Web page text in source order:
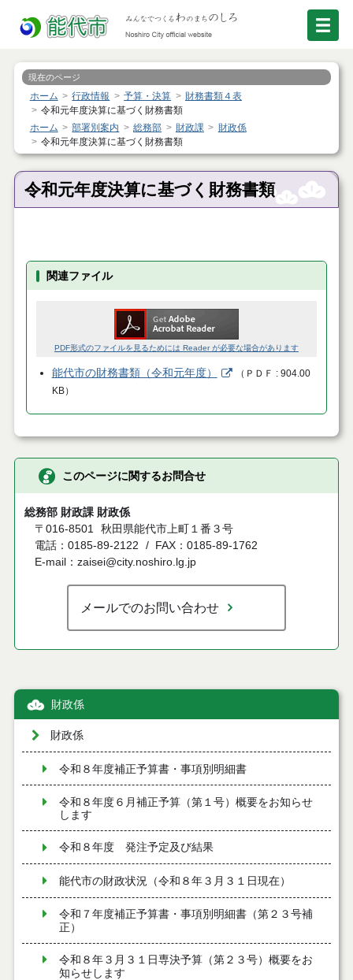
現在のページ
ホーム 行政情報 予算・決算
財務書類４表
令和元年度決算に基づく財務書類
ホーム
部署別案内 総務部 財政課
財政係
令和元年度決算に基づく財務書類
令和元年度決算に基づく財務書類
関連ファイル
PDF形式のファイルを見るためには Reader が必要な場合があります
能代市の財務書類（令和元年度） （ ＰＤＦ
904.00
KB）
このページに関するお問合せ
総務部 財政課 財政係
〒016-8501
秋田県能代市上町１番３号
電話：0185-89-2122
FAX：0185-89-1762
E-mail：zaisei@city.noshiro.lg.jp
メールでのお問い合わせ
財政係
財政係
令和８年度補正予算書・事項別明細書
令和８年度６月補正予算（第１号）概要をお知らせ
します
令和８年度 発注予定及び結果
能代市の財政状況（令和８年３月３１日現在）
令和７年度補正予算書・事項別明細書（第２３号補
正）
令和８年３月３１日専決予算（第２３号）概要をお
知らせします